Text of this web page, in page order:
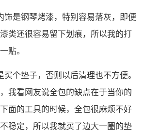
饰是钢琴烤漆，特别容易落灰，即便
类还很容易留下划痕，所以我的打
贴。
个垫子，否则以后清理也不方便。
我看网友说全包的缺点在于当你的
面的工具的时候，全包很麻烦不好
稳定，所以我就买了边大一圈的垫